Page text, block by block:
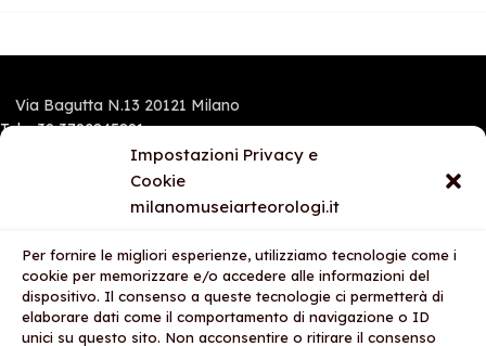
Impostazioni Privacy e
Cookie
milanomuseiarteorologi.it
Per fornire le migliori esperienze, utilizziamo tecnologie come i
cookie per memorizzare e/o accedere alle informazioni del
dispositivo. Il consenso a queste tecnologie ci permetterà di
elaborare dati come il comportamento di navigazione o ID
unici su questo sito. Non acconsentire o ritirare il consenso
Via Bagutta N.13 20121 Milano
Tel.:+39 3792845891
Mobile e Whatsapp: 3792845891
I NOSTRI STORES
AREA LEGALE
AZIENDA